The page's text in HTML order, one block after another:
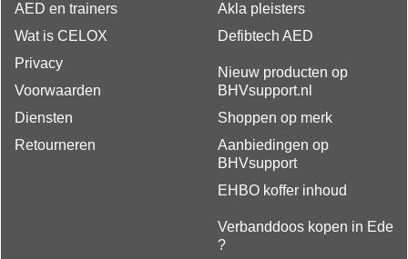
AED en trainers
Wat is CELOX
Privacy
Voorwaarden
Diensten
Retourneren
Akla pleisters
Defibtech AED
Nieuw producten op
BHVsupport.nl
Shoppen op merk
Aanbiedingen op
BHVsupport
EHBO koffer inhoud
Verbanddoos kopen in Ede
?